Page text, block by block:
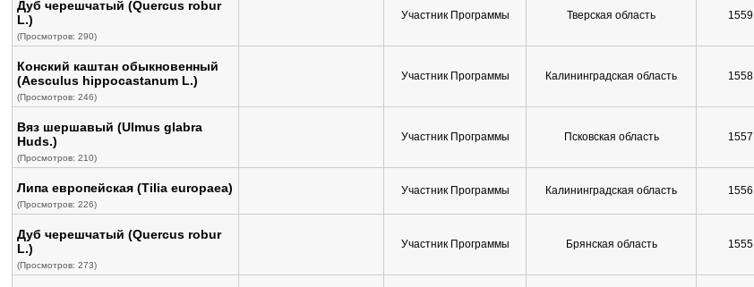
Дуб черешчатый (Quercus robur
L.)
(Просмотров: 290)
Участник Программы Тверская область 1559
Конский каштан обыкновенный
(Aesculus hippocastanum L.)
(Просмотров: 246)
Участник Программы Калининградская область 1558
Вяз шершавый (Ulmus glabra
Huds.)
(Просмотров: 210)
Участник Программы Псковская область 1557
Липа европейская (Tilia europaea)
(Просмотров: 226)
Участник Программы Калининградская область 1556
Дуб черешчатый (Quercus robur
L.)
(Просмотров: 273)
Участник Программы Брянская область 1555